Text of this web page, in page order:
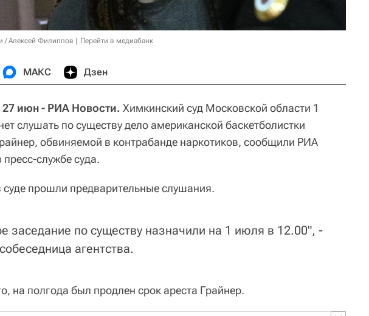
/ Алексей Филиппов Перейти в медиабанк
МАКС Дзен
июн - РИА Новости. Химкинский суд Московской области 1
слушать по существу дело американской баскетболистки
обвиняемой в контрабанде наркотиков, сообщили РИА
пресс-службе суда.
суде прошли предварительные слушания.
заседание по существу назначили на 1 июля в 12.00", -
агентства.
на полгода был продлен срок ареста Грайнер.